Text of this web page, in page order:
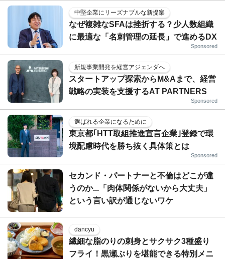
中堅企業にリーズナブルな新提案
なぜ複雑なSFAは挫折する？少人数組織
に最適な「名刺管理の延長」で進めるDX
Sponsored
新規事業開発を経営アジェンダへ
スタートアップ探索からM&Aまで、経営
戦略の実装を支援するAT PARTNERS
Sponsored
選ばれる企業になるために
東京都｢HTT取組推進宣言企業｣登録で環
境配慮時代を勝ち抜く具体策とは
Sponsored
セカンド・パートナーと不倫はどこが違
うのか...「肉体関係がないから大丈夫」
という言い訳が通じないワケ
dancyu
繊細な脂のりの刺身とサクサク3種盛り
フライ！黒瀬ぶりを堪能できる特別メニ